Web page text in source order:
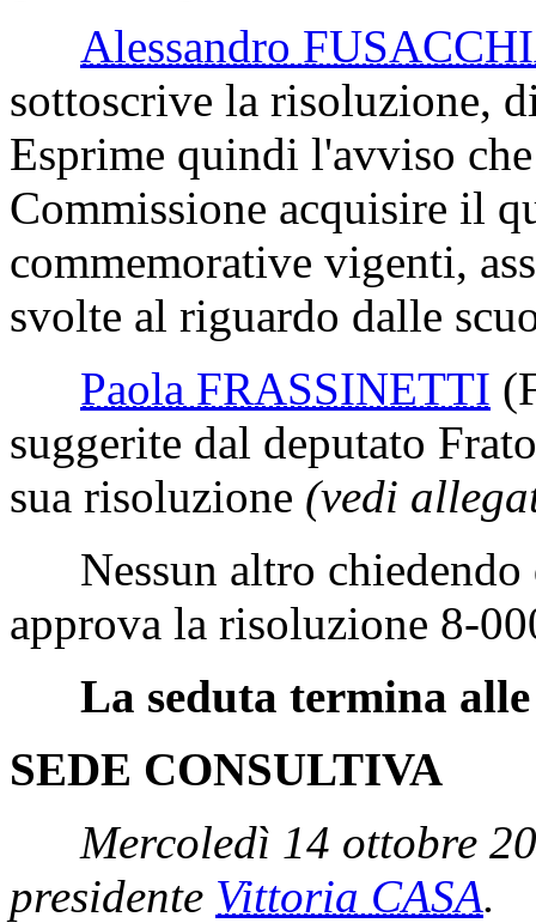
Alessandro
sottoscrive la risoluzione,
Esprime quindi l'avviso
Commissione acquisire il
commemorative vigenti,
svolte al riguardo dalle
Paola FRASSINETTI
suggerite dal deputato
sua risoluzione (vedi
Nessun altro chiedendo
approva la risoluzione 8-
La seduta termina
SEDE CONSULTIVA
Mercoledì 14 ottobre
presidente Vittoria CASA.